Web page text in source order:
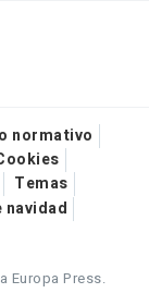
normativo
Temas
navidad
Europa Press.